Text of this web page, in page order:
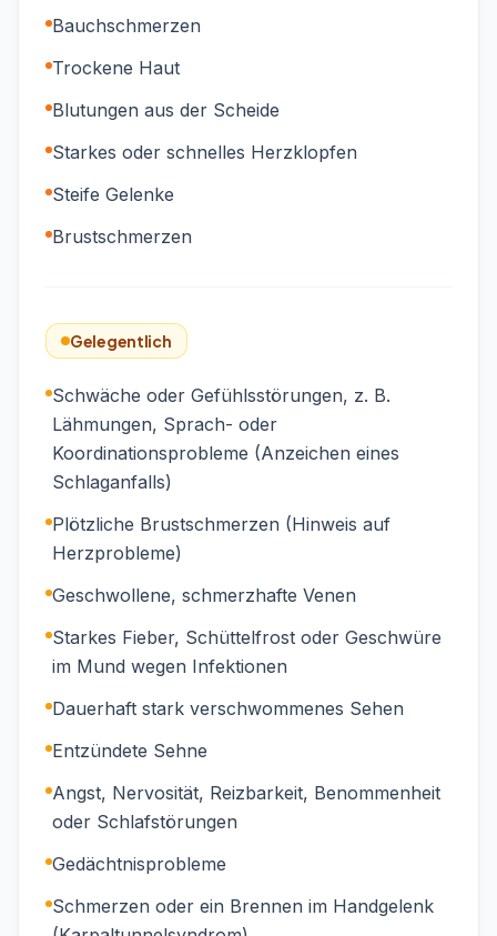
Bauchschmerzen
Trockene Haut
Blutungen aus der Scheide
Starkes oder schnelles Herzklopfen
Steife Gelenke
Brustschmerzen
Gelegentlich
Schwäche oder Gefühlsstörungen, z. B.
Lähmungen, Sprach- oder
Koordinationsprobleme (Anzeichen eines
Schlaganfalls)
Plötzliche Brustschmerzen (Hinweis auf
Herzprobleme)
Geschwollene, schmerzhafte Venen
Starkes Fieber, Schüttelfrost oder Geschwüre
im Mund wegen Infektionen
Dauerhaft stark verschwommenes Sehen
Entzündete Sehne
Angst, Nervosität, Reizbarkeit, Benommenheit
oder Schlafstörungen
Gedächtnisprobleme
Schmerzen oder ein Brennen im Handgelenk